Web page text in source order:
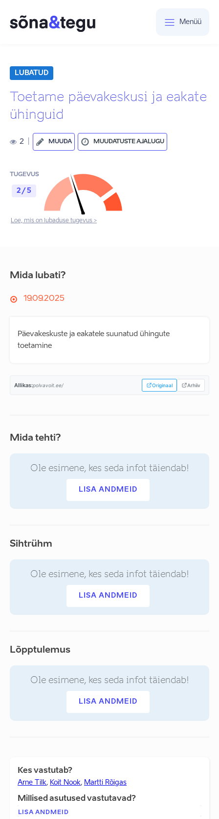
Menüü
LUBATUD
Toetame päevakeskusi ja eakate
ühinguid
2 MUUDA MUUDATUSTE AJALUGU
TUGEVUS
2 / 5
Loe, mis on lubaduse tugevus >
Mida lubati?
19.09.2025
Päevakeskuste ja eakatele suunatud ühingute
toetamine
Allikas:polvavoit.ee/ Originaal Arhiiv
Mida tehti?
Ole esimene, kes seda infot täiendab!
LISA ANDMEID
Sihtrühm
Ole esimene, kes seda infot täiendab!
LISA ANDMEID
Lõpptulemus
Ole esimene, kes seda infot täiendab!
LISA ANDMEID
Kes vastutab?
Arne Tilk, Koit Nook, Martti Rõigas
Millised asutused vastutavad?
LISA ANDMEID